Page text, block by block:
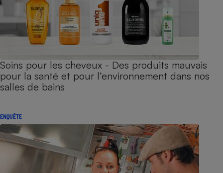
Soins pour les cheveux - Des produits mauvais
pour la santé et pour l’environnement dans nos
salles de bains
ENQUÊTE